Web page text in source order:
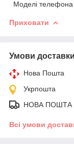
Моделі телефона
Приховати
Умови доставки
Нова Пошта
Укрпошта
НОВА ПОШТА
Всі умови